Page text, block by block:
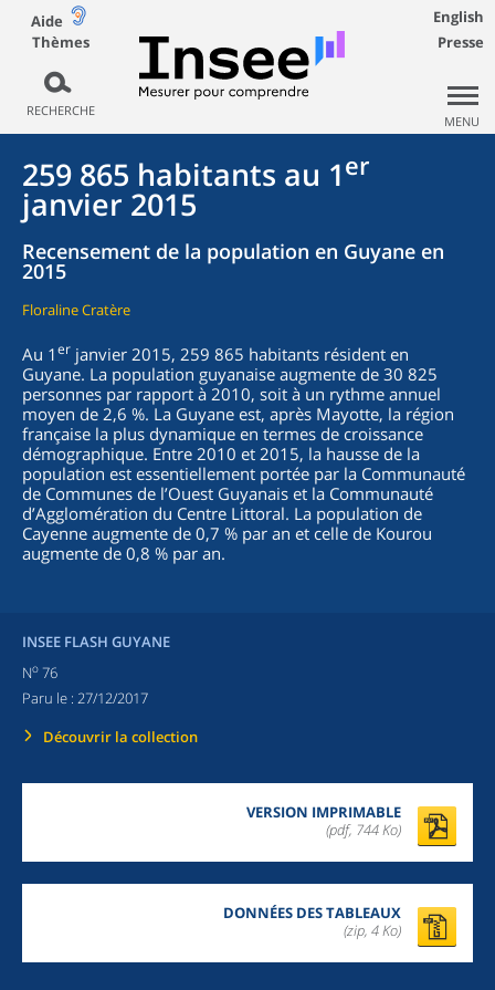
Aide
Thèmes
RECHERCHE
English
Presse
MENU
259 865 habitants au 1er
janvier 2015
Recensement de la population en Guyane en
2015
Floraline Cratère
Au 1er janvier 2015, 259 865 habitants résident en
Guyane. La population guyanaise augmente de 30 825
personnes par rapport à 2010, soit à un rythme annuel
moyen de 2,6 %. La Guyane est, après Mayotte, la région
française la plus dynamique en termes de croissance
démographique. Entre 2010 et 2015, la hausse de la
population est essentiellement portée par la Communauté
de Communes de l’Ouest Guyanais et la Communauté
d’Agglomération du Centre Littoral. La population de
Cayenne augmente de 0,7 % par an et celle de Kourou
augmente de 0,8 % par an.
INSEE FLASH GUYANE
No 76
Paru le : 27/12/2017
Découvrir la collection
VERSION IMPRIMABLE
(pdf, 744 Ko)
DONNÉES DES TABLEAUX
(zip, 4 Ko)